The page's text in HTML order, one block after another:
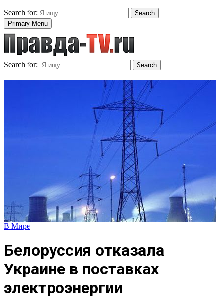
Search for:
Search
Primary Menu
Search for: Search
В Мире
Белоруссия отказала
Украине в поставках
электроэнергии